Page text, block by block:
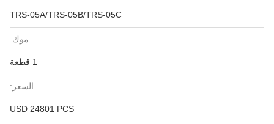
TRS-05A/TRS-05B/TRS-05C
موك:
السعر:
USD 24801 PCS